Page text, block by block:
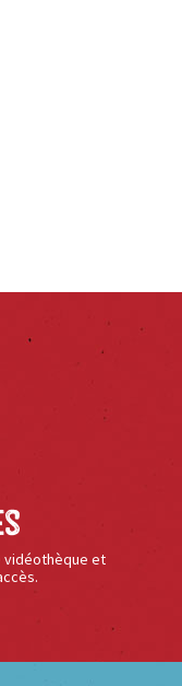
vidéothèque et